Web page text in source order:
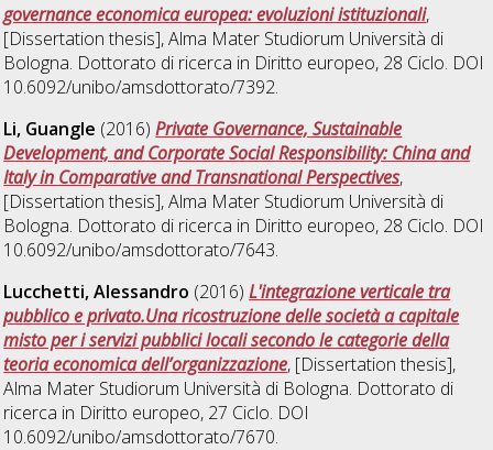
governance economica europea: evoluzioni istituzionali,
[Dissertation thesis], Alma Mater Studiorum Università di
Bologna. Dottorato di ricerca in Diritto europeo, 28 Ciclo. DOI
10.6092/unibo/amsdottorato/7392.
Li, Guangle (2016)Private Governance, Sustainable
Development, and Corporate Social Responsibility: China and
Italy in Comparative and Transnational Perspectives,
[Dissertation thesis], Alma Mater Studiorum Università di
Bologna. Dottorato di ricerca in Diritto europeo, 28 Ciclo. DOI
10.6092/unibo/amsdottorato/7643.
Lucchetti, Alessandro (2016)L'integrazione verticale tra
pubblico e privato.Una ricostruzione delle società a capitale
misto per i servizi pubblici locali secondo le categorie della
teoria economica dell’organizzazione, [Dissertation thesis],
Alma Mater Studiorum Università di Bologna. Dottorato di
ricerca in Diritto europeo, 27 Ciclo. DOI
10.6092/unibo/amsdottorato/7670.